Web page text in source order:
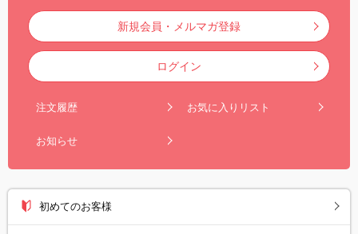
新規会員・メルマガ登録
ログイン
注文履歴 お気に入りリスト
お知らせ
初めてのお客様